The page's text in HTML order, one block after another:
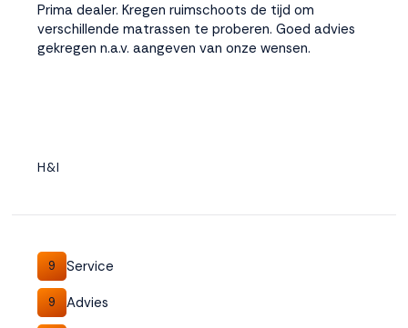
Prima dealer. Kregen ruimschoots de tijd om
verschillende matrassen te proberen. Goed advies
gekregen n.a.v. aangeven van onze wensen.
H&I
9 Service
9 Advies